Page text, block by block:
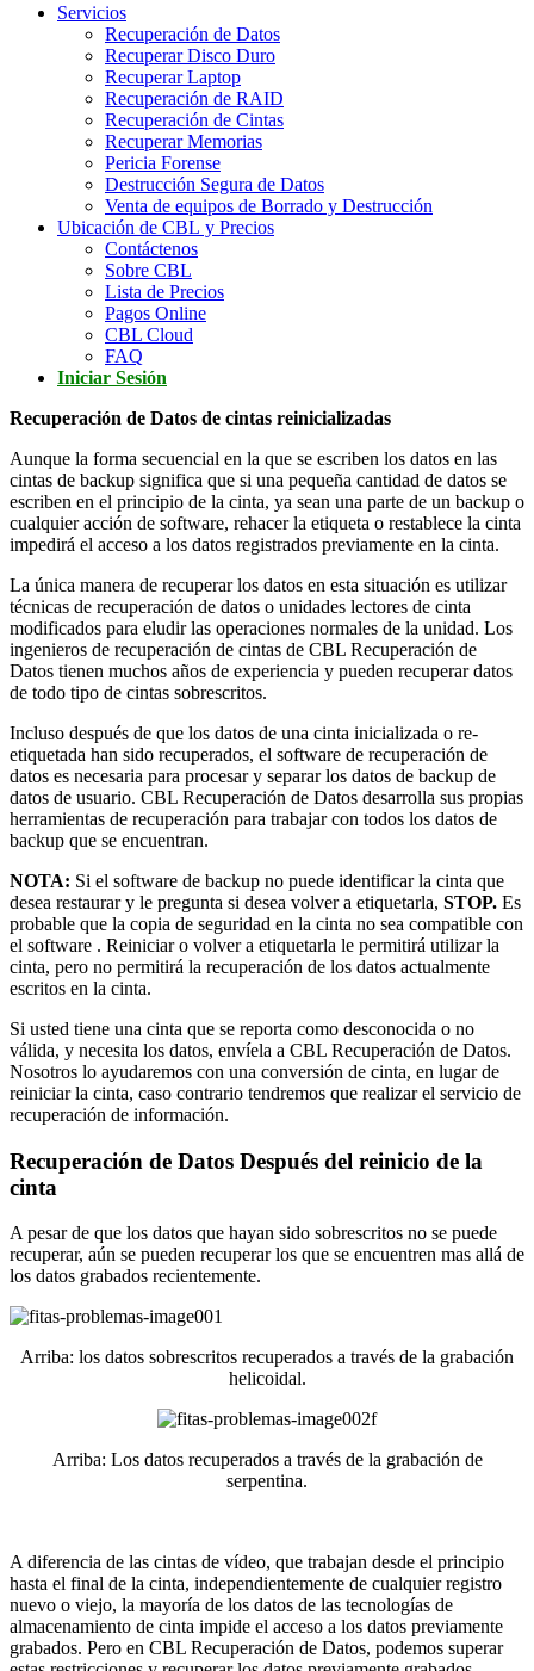
Servicios
Recuperación de Datos
Recuperar Disco Duro
Recuperar Laptop
Recuperación de RAID
Recuperación de Cintas
Recuperar Memorias
Pericia Forense
Destrucción Segura de Datos
Venta de equipos de Borrado y Destrucción
Ubicación de CBL y Precios
Contáctenos
Sobre CBL
Lista de Precios
Pagos Online
CBL Cloud
FAQ
Iniciar Sesión
Recuperación de Datos de cintas reinicializadas
Aunque la forma secuencial en la que se escriben los datos en las
cintas de backup significa que si una pequeña cantidad de datos se
escriben en el principio de la cinta, ya sean una parte de un backup o
cualquier acción de software, rehacer la etiqueta o restablece la cinta
impedirá el acceso a los datos registrados previamente en la cinta.
La única manera de recuperar los datos en esta situación es utilizar
técnicas de recuperación de datos o unidades lectores de cinta
modificados para eludir las operaciones normales de la unidad. Los
ingenieros de recuperación de cintas de CBL Recuperación de
Datos tienen muchos años de experiencia y pueden recuperar datos
de todo tipo de cintas sobrescritos.
Incluso después de que los datos de una cinta inicializada o re-
etiquetada han sido recuperados, el software de recuperación de
datos es necesaria para procesar y separar los datos de backup de
datos de usuario. CBL Recuperación de Datos desarrolla sus propias
herramientas de recuperación para trabajar con todos los datos de
backup que se encuentran.
NOTA: Si el software de backup no puede identificar la cinta que
desea restaurar y le pregunta si desea volver a etiquetarla, STOP. Es
probable que la copia de seguridad en la cinta no sea compatible con
el software . Reiniciar o volver a etiquetarla le permitirá utilizar la
cinta, pero no permitirá la recuperación de los datos actualmente
escritos en la cinta.
Si usted tiene una cinta que se reporta como desconocida o no
válida, y necesita los datos, envíela a CBL Recuperación de Datos.
Nosotros lo ayudaremos con una conversión de cinta, en lugar de
reiniciar la cinta, caso contrario tendremos que realizar el servicio de
recuperación de información.
Recuperación de Datos Después del reinicio de la
cinta
A pesar de que los datos que hayan sido sobrescritos no se puede
recuperar, aún se pueden recuperar los que se encuentren mas allá de
los datos grabados recientemente.
Arriba: los datos sobrescritos recuperados a través de la grabación
helicoidal.
Arriba: Los datos recuperados a través de la grabación de
serpentina.
A diferencia de las cintas de vídeo, que trabajan desde el principio
hasta el final de la cinta, independientemente de cualquier registro
nuevo o viejo, la mayoría de los datos de las tecnologías de
almacenamiento de cinta impide el acceso a los datos previamente
grabados. Pero en CBL Recuperación de Datos, podemos superar